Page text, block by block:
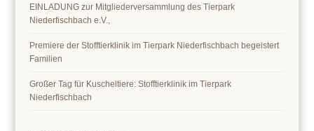
EINLADUNG zur Mitgliederversammlung des Tierpark
Niederfischbach e.V.,
Premiere der Stofftierklinik im Tierpark Niederfischbach begeistert
Familien
Großer Tag für Kuscheltiere: Stofftierklinik im Tierpark
Niederfischbach